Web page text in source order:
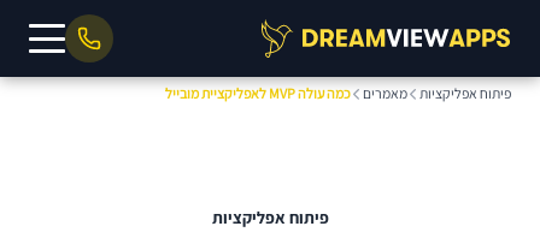
פיתוח אפליקציות מאמרים כמה עולה MVP לאפליקציית מובייל
פיתוח אפליקציות